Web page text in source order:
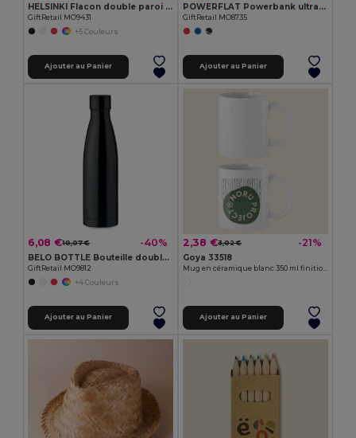
HELSINKI Flacon double paroi 500 ml
GiftRetail MO9431
+5 Couleurs
Ajouter au Panier
POWERFLAT Powerbank ultra plat 4000 mAh
GiftRetail MO8735
Ajouter au Panier
6,08 €10,07 € -40%
BELO BOTTLE Bouteille double paroi 500ml
GiftRetail MO9812
+4 Couleurs
Ajouter au Panier
2,38 €3,02 € -21%
Goya 33518
Ajouter au Panier